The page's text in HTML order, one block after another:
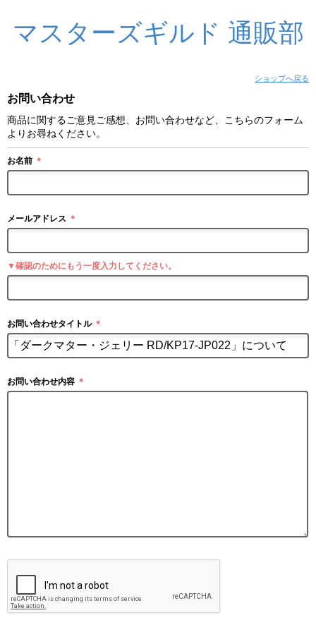
マスターズギルド 通販部
ショップへ戻る
お問い合わせ
商品に関するご意見ご感想、お問い合わせなど、こちらのフォーム
よりお尋ねください。
お名前 ＊
メールアドレス ＊
▼確認のためにもう一度入力してください。
お問い合わせタイトル ＊
お問い合わせ内容 ＊